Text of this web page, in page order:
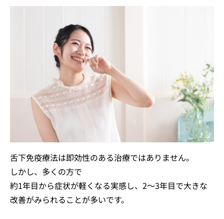
舌下免疫療法は即効性のある治療ではありません。
しかし、多くの方で
約1年目から症状が軽くなる実感し、2〜3年目で大きな
改善がみられることが多いです。